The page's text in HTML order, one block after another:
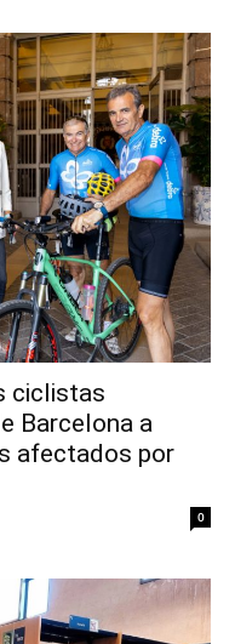
ciclistas
Barcelona a
afectados por
0